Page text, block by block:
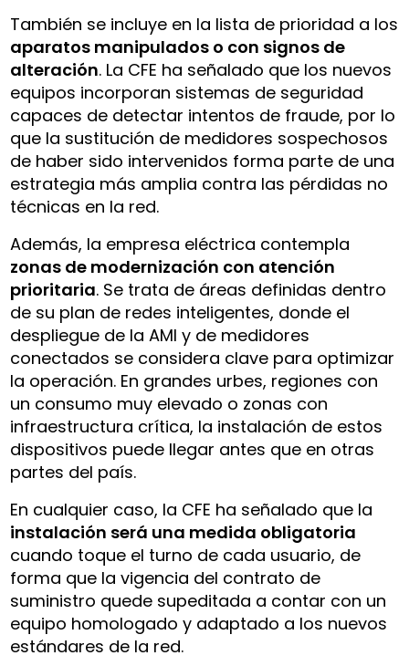
También se incluye en la lista de prioridad a los
aparatos manipulados o con signos de
alteración. La CFE ha señalado que los nuevos
equipos incorporan sistemas de seguridad
capaces de detectar intentos de fraude, por lo
que la sustitución de medidores sospechosos
de haber sido intervenidos forma parte de una
estrategia más amplia contra las pérdidas no
técnicas en la red.
Además, la empresa eléctrica contempla
zonas de modernización con atención
prioritaria. Se trata de áreas definidas dentro
de su plan de redes inteligentes, donde el
despliegue de la AMI y de medidores
conectados se considera clave para optimizar
la operación. En grandes urbes, regiones con
un consumo muy elevado o zonas con
infraestructura crítica, la instalación de estos
dispositivos puede llegar antes que en otras
partes del país.
En cualquier caso, la CFE ha señalado que la
instalación será una medida obligatoria
cuando toque el turno de cada usuario, de
forma que la vigencia del contrato de
suministro quede supeditada a contar con un
equipo homologado y adaptado a los nuevos
estándares de la red.